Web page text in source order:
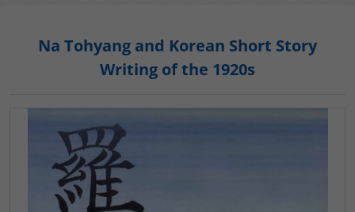
Na Tohyang and Korean Short Story
Writing of the 1920s